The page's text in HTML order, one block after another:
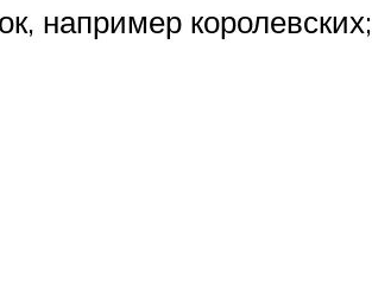
например королевских;